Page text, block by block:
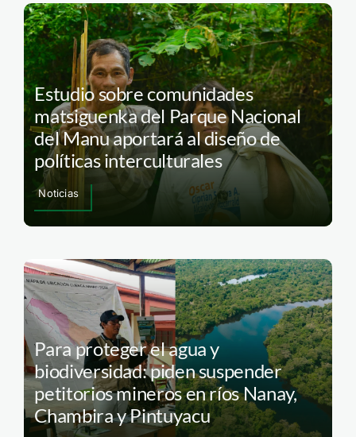
Estudio sobre comunidades
matsiguenka del Parque Nacional
del Manu aportará al diseño de
políticas interculturales
Noticias
Para proteger el agua y
biodiversidad: piden suspender
petitorios mineros en ríos Nanay,
Chambira y Pintuyacu